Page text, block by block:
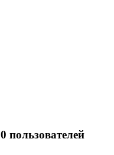
0 пользователей